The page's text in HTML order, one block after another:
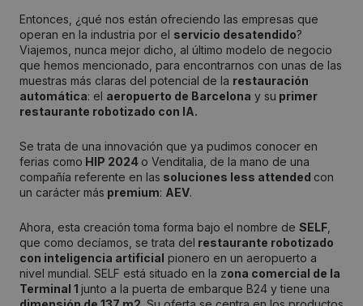
Entonces, ¿qué nos están ofreciendo las empresas que
operan en la industria por el servicio desatendido?
Viajemos, nunca mejor dicho, al último modelo de negocio
que hemos mencionado, para encontrarnos con unas de las
muestras más claras del potencial de la restauración
automática: el aeropuerto de Barcelona y su primer
restaurante robotizado con IA.
Se trata de una innovación que ya pudimos conocer en
ferias como HIP 2024 o Venditalia, de la mano de una
compañía referente en las soluciones less attended con
un carácter más premium: AEV.
Ahora, esta creación toma forma bajo el nombre de SELF,
que como decíamos, se trata del restaurante robotizado
con inteligencia artificial pionero en un aeropuerto a
nivel mundial. SELF está situado en la zona comercial de la
Terminal 1 junto a la puerta de embarque B24 y tiene una